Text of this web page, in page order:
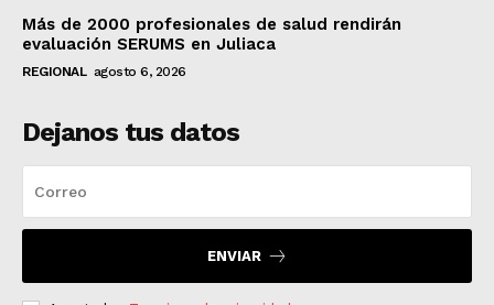
Más de 2000 profesionales de salud rendirán
evaluación SERUMS en Juliaca
REGIONAL agosto 6, 2026
Dejanos tus datos
ENVIAR